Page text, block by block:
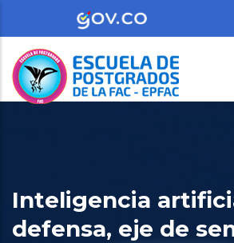
contenido
principal
Inteligencia
defensa, eje de